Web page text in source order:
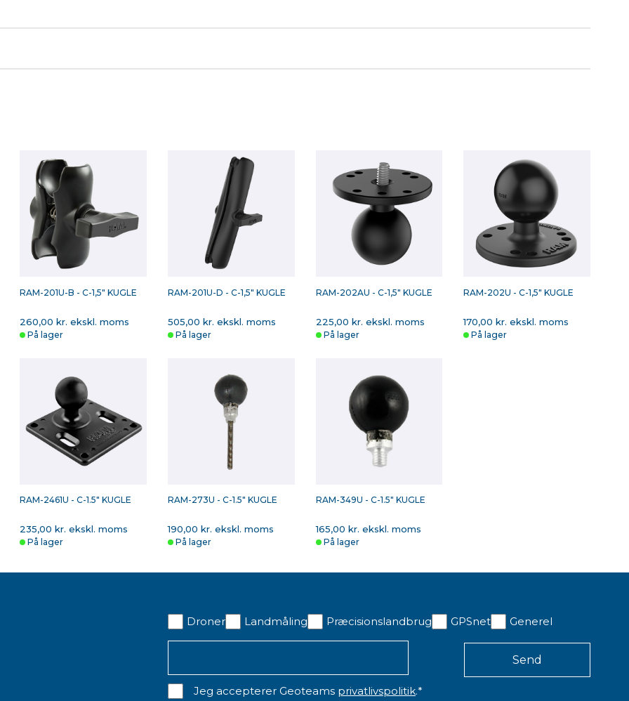
RAM-201U-B - C-1,5" KUGLE
260,00 kr. ekskl. moms
På lager
RAM-201U-D - C-1,5" KUGLE
505,00 kr. ekskl. moms
På lager
RAM-202AU - C-1,5" KUGLE
225,00 kr. ekskl. moms
På lager
RAM-202U - C-1,5" KUGLE
170,00 kr. ekskl. moms
På lager
RAM-2461U - C-1.5" KUGLE
235,00 kr. ekskl. moms
På lager
RAM-273U - C-1.5" KUGLE
190,00 kr. ekskl. moms
På lager
RAM-349U - C-1.5" KUGLE
165,00 kr. ekskl. moms
På lager
Droner Landmåling Præcisionslandbrug GPSnet Generel
Jeg accepterer Geoteams privatlivspolitik.*